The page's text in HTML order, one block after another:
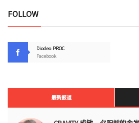
FOLLOW
Diodeo.PROC
Facebook
最新报道